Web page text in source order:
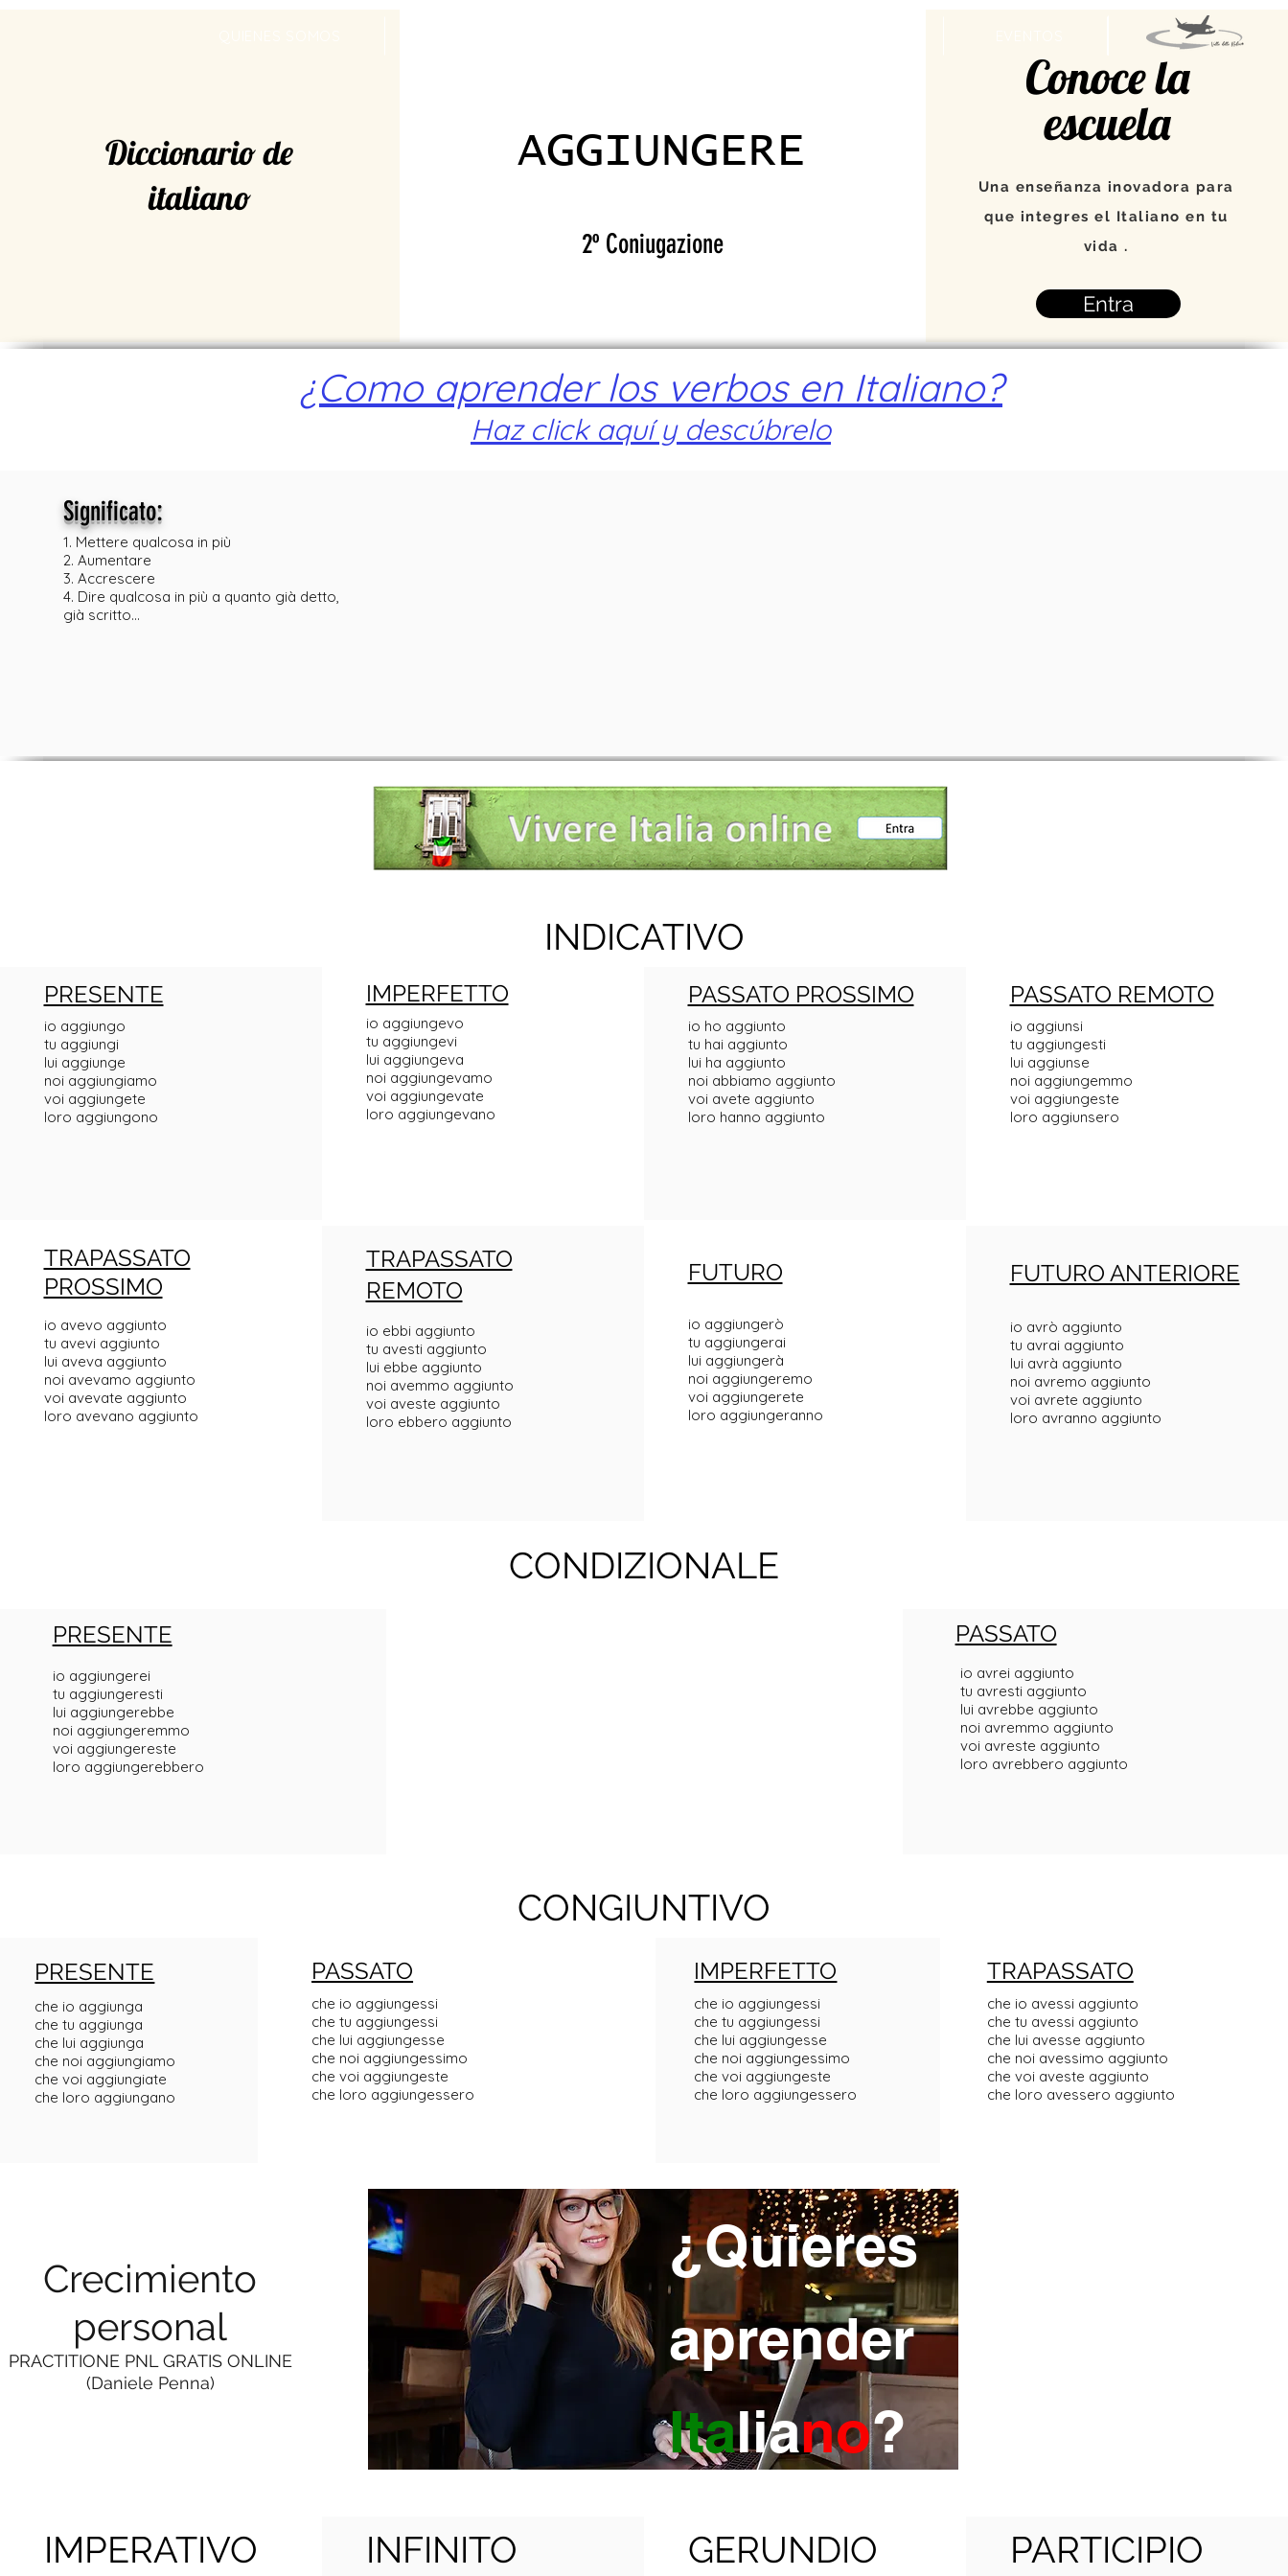
Diccionario de
italiano
AGGIUNGERE
2º Coniugazione
Conoce la
escuela
Una enseñanza inovadora para
que integres el Italiano en tu
vida .
Entra
¿Como aprender los verbos en Italiano?
Haz click aquí y descúbrelo
Significato:
1. Mettere qualcosa in più
2. Aumentare
3. Accrescere
4. Dire qualcosa in più a quanto già detto,
già scritto...
INDICATIVO
PRESENTE
io aggiungo
tu aggiungi
lui aggiunge
noi aggiungiamo
voi aggiungete
loro aggiungono
IMPERFETTO
io aggiungevo
tu aggiungevi
lui aggiungeva
noi aggiungevamo
voi aggiungevate
loro aggiungevano
PASSATO PROSSIMO
io ho aggiunto
tu hai aggiunto
lui ha aggiunto
noi abbiamo aggiunto
voi avete aggiunto
loro hanno aggiunto
PASSATO REMOTO
io aggiunsi
tu aggiungesti
lui aggiunse
noi aggiungemmo
voi aggiungeste
loro aggiunsero
TRAPASSATO
PROSSIMO
io avevo aggiunto
tu avevi aggiunto
lui aveva aggiunto
noi avevamo aggiunto
voi avevate aggiunto
loro avevano aggiunto
TRAPASSATO
REMOTO
io ebbi aggiunto
tu avesti aggiunto
lui ebbe aggiunto
noi avemmo aggiunto
voi aveste aggiunto
loro ebbero aggiunto
FUTURO
io aggiungerò
tu aggiungerai
lui aggiungerà
noi aggiungeremo
voi aggiungerete
loro aggiungeranno
FUTURO ANTERIORE
io avrò aggiunto
tu avrai aggiunto
lui avrà aggiunto
noi avremo aggiunto
voi avrete aggiunto
loro avranno aggiunto
CONDIZIONALE
PRESENTE
io aggiungerei
tu aggiungeresti
lui aggiungerebbe
noi aggiungeremmo
voi aggiungereste
loro aggiungerebbero
PASSATO
io avrei aggiunto
tu avresti aggiunto
lui avrebbe aggiunto
noi avremmo aggiunto
voi avreste aggiunto
loro avrebbero aggiunto
CONGIUNTIVO
PRESENTE
che io aggiunga
che tu aggiunga
che lui aggiunga
che noi aggiungiamo
che voi aggiungiate
che loro aggiungano
PASSATO
che io aggiungessi
che tu aggiungessi
che lui aggiungesse
che noi aggiungessimo
che voi aggiungeste
che loro aggiungessero
IMPERFETTO
che io aggiungessi
che tu aggiungessi
che lui aggiungesse
che noi aggiungessimo
che voi aggiungeste
che loro aggiungessero
TRAPASSATO
che io avessi aggiunto
che tu avessi aggiunto
che lui avesse aggiunto
che noi avessimo aggiunto
che voi aveste aggiunto
che loro avessero aggiunto
Crecimiento
personal
PRACTITIONE PNL GRATIS ONLINE
(Daniele Penna)
¿Quieres
aprender
Italiano?
IMPERATIVO INFINITO GERUNDIO PARTICIPIO